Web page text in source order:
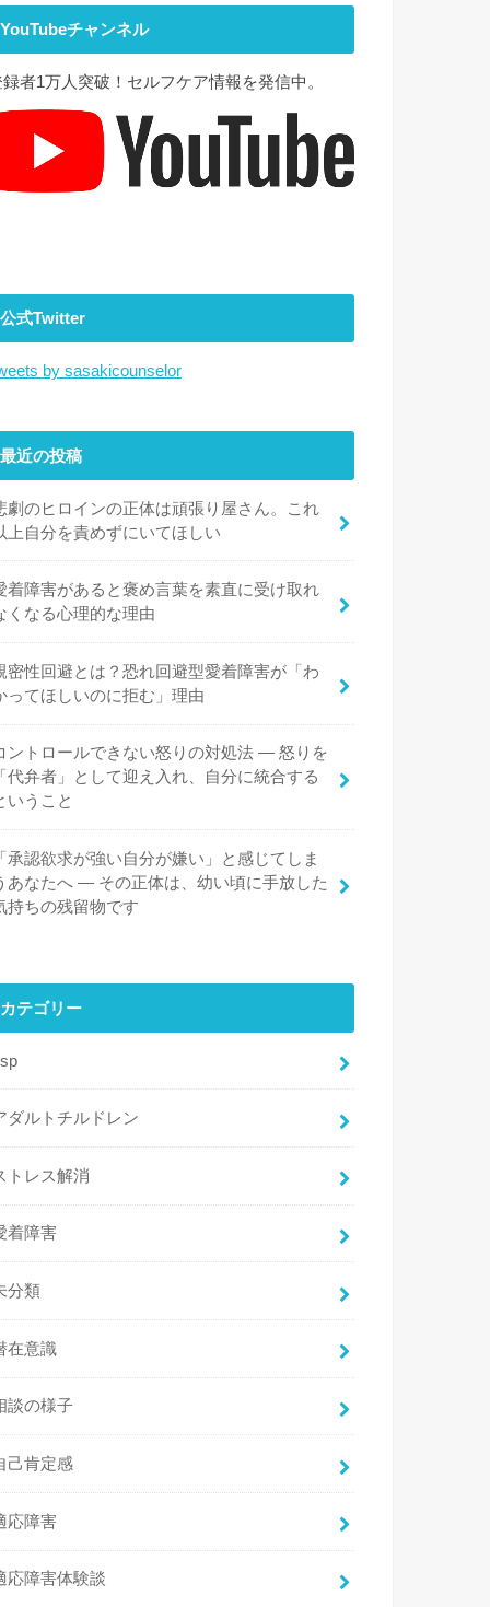
YouTubeチャンネル
録者1万人突破！セルフケア情報を発信中。
公式Twitter
by sasakicounselor
最近の投稿
劇のヒロインの正体は頑張り屋さん。これ
上自分を責めずにいてほしい
着障害があると褒め言葉を素直に受け取れ
くなる心理的な理由
密性回避とは？恐れ回避型愛着障害が「わ
ってほしいのに拒む」理由
ントロールできない怒りの対処法 ― 怒りを
代弁者」として迎え入れ、自分に統合する
いうこと
承認欲求が強い自分が嫌い」と感じてしま
あなたへ ― その正体は、幼い頃に手放した
持ちの残留物です
カテゴリー
ダルトチルドレン
トレス解消
着障害
分類
在意識
談の様子
己肯定感
応障害
応障害体験談